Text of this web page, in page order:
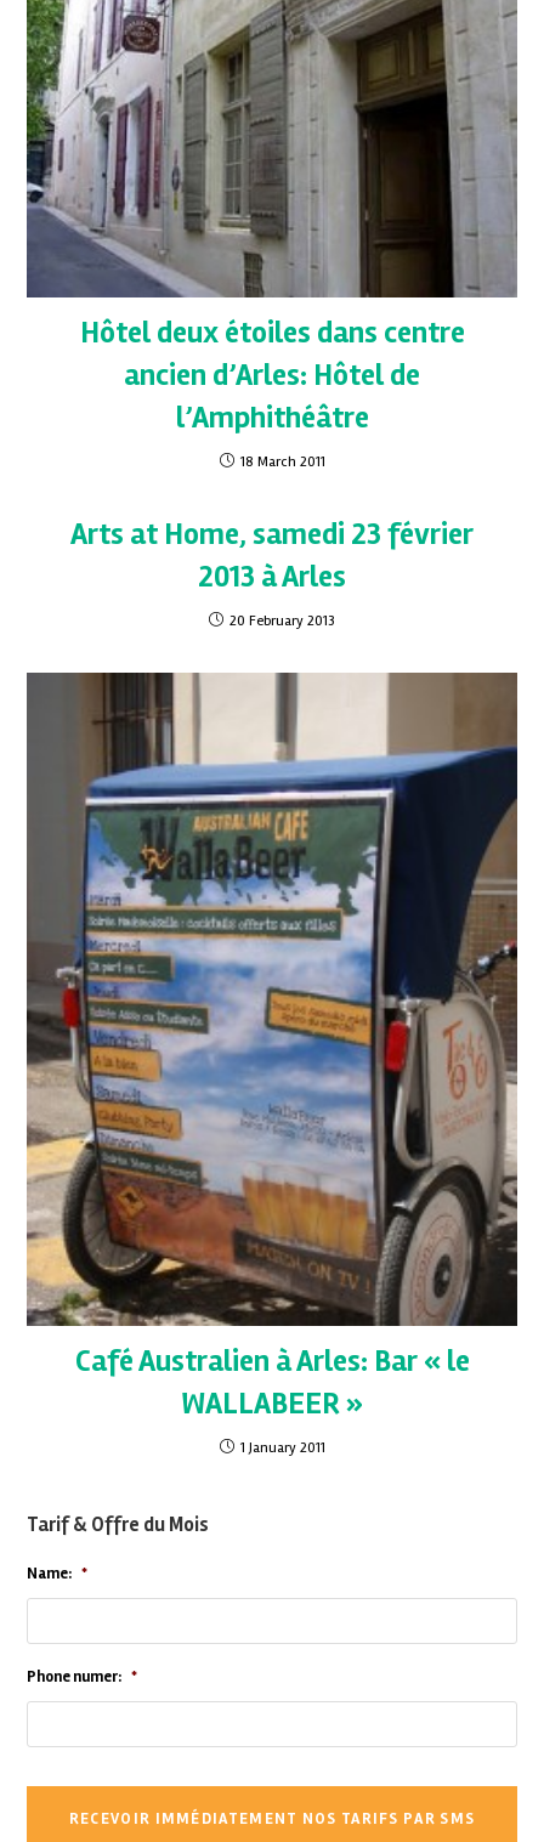
Hôtel deux étoiles dans centre
ancien d’Arles: Hôtel de
l’Amphithéâtre
18 March 2011
Arts at Home, samedi 23 février
2013 à Arles
20 February 2013
Café Australien à Arles: Bar « le
WALLABEER »
1 January 2011
Tarif & Offre du Mois
Name: *
Phone numer: *